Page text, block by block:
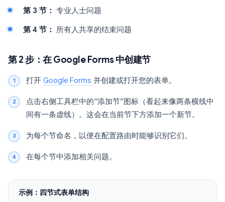
第 3 节： 专业人士问题
第 4 节： 所有人共享的结束问题
第 2 步：在 Google Forms 中创建节
打开 Google Forms 并创建或打开您的表单。
点击右侧工具栏中的“添加节”图标（看起来像两条横线中
间有一条虚线）。这会在当前节下方添加一个新节。
为每个节命名，以便在配置路由时能够识别它们。
在每个节中添加相关问题。
示例：四节式表单结构